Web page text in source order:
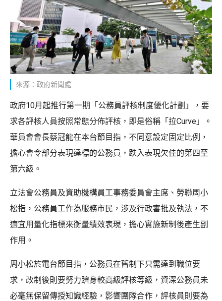
來源：政府新聞處
政府10月起推行第一期「公務員評核制度優化計劃」，要
求各評核人員按照常態分佈評核，即是俗稱「拉Curve」。
華員會會長蔡冠龍在本台節目指，不同意設定固定比例，
擔心會令部分表現達標的公務員，跌入表現欠佳的第四至
第六級。
立法會公務員及資助機構員工事務委員會主席、勞聯周小
松指，公務員工作為服務市民，涉及行政審批及執法，不
適宜用量化指標來衡量績效表現，擔心實施新制後產生副
作用。
周小松於電台節目指，公務員在舊制下只需達到職位要
求，改制後則要努力躋身較高級評核等級，資深公務員未
必毫無保留傳授知識經驗，影響團隊合作，評核員則要為